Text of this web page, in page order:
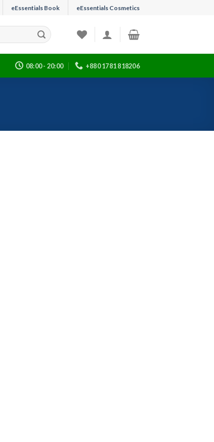
eEssentials Book eEssentials Cosmetics
08:00 - 20:00 +880 1781 818206